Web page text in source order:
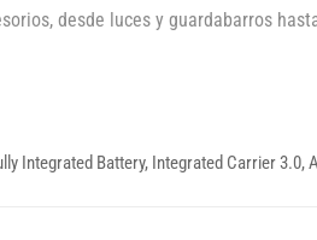
desde luces y guardabarros
Battery, Integrated Carrier 3.0,